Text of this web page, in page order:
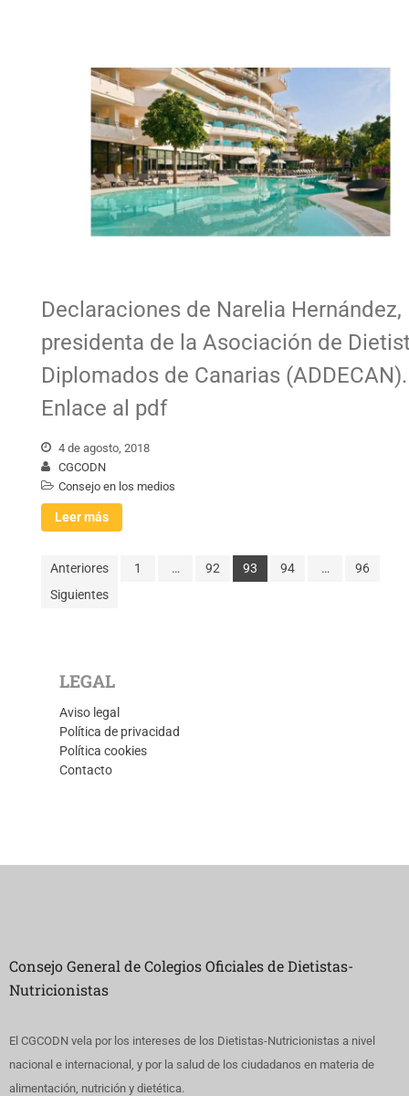
Declaraciones de Narelia Hernández,
presidenta de la Asociación de
Diplomados de Canarias (ADDECAN).
Enlace al pdf
4 de agosto, 2018
CGCODN
Consejo en los medios
Leer más
Anteriores 1 … 92 93 94 …
96
Siguientes
LEGAL
Aviso legal
Política de privacidad
Política cookies
Contacto
Consejo General de Colegios Oficiales de Dietistas-
Nutricionistas
El CGCODN vela por los intereses de los Dietistas-Nutricionistas a nivel
nacional e internacional, y por la salud de los ciudadanos en materia de
alimentación, nutrición y dietética.